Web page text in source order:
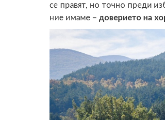
се правят, но точно преди
ние имаме – доверието на